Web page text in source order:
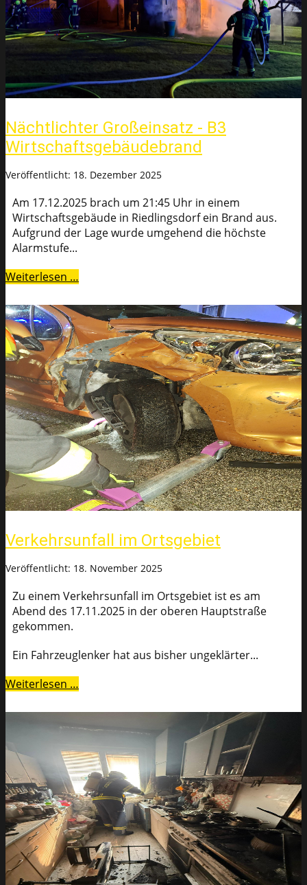
Nächtlichter Großeinsatz - B3
Wirtschaftsgebäudebrand
Veröffentlicht: 18. Dezember 2025
Am 17.12.2025 brach um 21:45 Uhr in einem
Wirtschaftsgebäude in Riedlingsdorf ein Brand aus.
Aufgrund der Lage wurde umgehend die höchste
Alarmstufe...
Weiterlesen …
Verkehrsunfall im Ortsgebiet
Veröffentlicht: 18. November 2025
Zu einem Verkehrsunfall im Ortsgebiet ist es am
Abend des 17.11.2025 in der oberen Hauptstraße
gekommen.
Ein Fahrzeuglenker hat aus bisher ungeklärter...
Weiterlesen …